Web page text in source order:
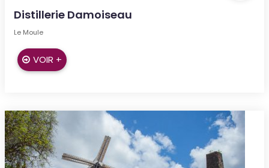
Distillerie Damoiseau
Le Moule
VOIR +